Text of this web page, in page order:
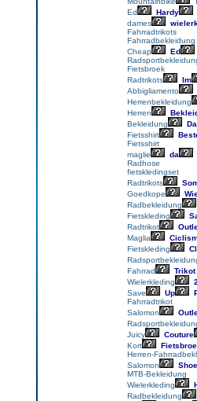
Ed
Hardy
dames
Fahrradtrikots
Fahrradbekleidung
Cheap
Ed
Fietsbroek
Radtrikots
Im
Abbigliamento
Herrenbekleidung
Herren
Bekleidung
Fietsshirt
Fietsshirt
maglie
da
Radhose
fietskledingset
Radtrikots
Goedkope
Radbekleidung
Fietskleding
Radtrikot
Maglia
Fietskleding
Fahrrad
Trikot
Wielerkleding
Save
Up
Fahrradtrikot
Salomon
Juicy
Couture
Kort
Herren-
Salomon
MTB-Bekleidung
Wielerkleding
Radbekleidung